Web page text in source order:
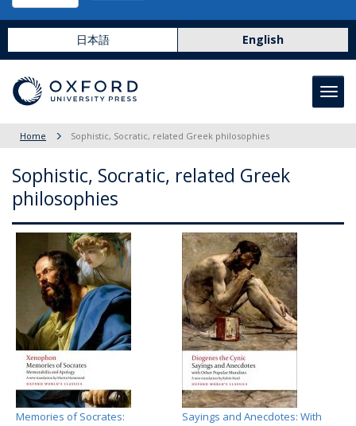
日本語 English
Home Sophistic, Socratic, related Greek philosophies
Sophistic, Socratic, related Greek
philosophies
Memories of Socrates:
Sayings and Anecdotes: With